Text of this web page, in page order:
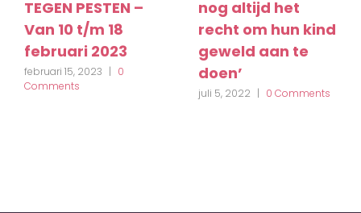
TEGEN PESTEN –
Van 10 t/m 18
februari 2023
februari 15, 2023 | 0
Comments
nog altijd het
recht om hun kind
geweld aan te
doen’
juli 5, 2022 | 0 Comments